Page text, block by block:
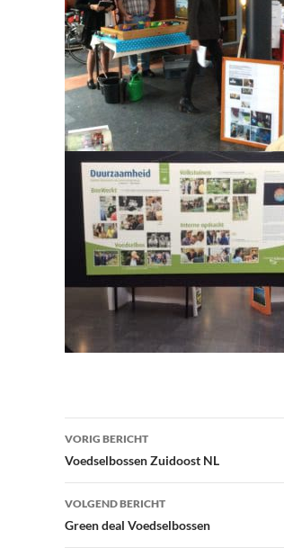
Bericht
navigatie
VORIG BERICHT
Voedselbossen Zuidoost NL
VOLGEND BERICHT
Green deal Voedselbossen